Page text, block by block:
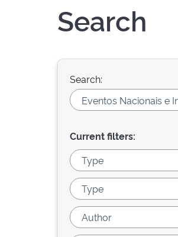
Search
Search:
Current filters: